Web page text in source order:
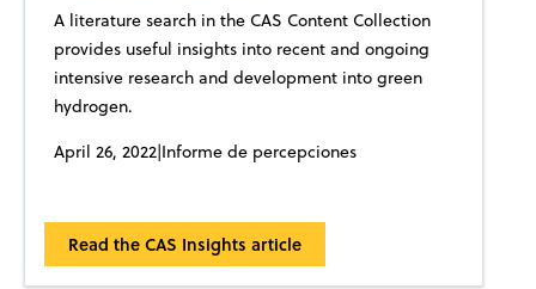
A literature search in the CAS Content Collection
provides useful insights into recent and ongoing
intensive research and development into green
hydrogen.
April 26, 2022|Informe de percepciones
Read the CAS Insights article